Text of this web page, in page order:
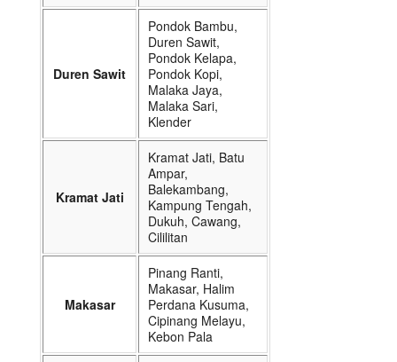
Duren Sawit
Pondok Bambu,
Duren Sawit,
Pondok Kelapa,
Pondok Kopi,
Malaka Jaya,
Malaka Sari,
Klender
Kramat Jati
Kramat Jati, Batu
Ampar,
Balekambang,
Kampung Tengah,
Dukuh, Cawang,
Cililitan
Makasar
Pinang Ranti,
Makasar, Halim
Perdana Kusuma,
Cipinang Melayu,
Kebon Pala